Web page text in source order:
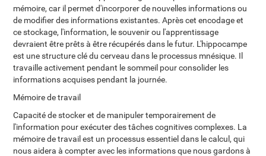
mémoire, car il permet d'incorporer de nouvelles informations ou
de modifier des informations existantes. Après cet encodage et
ce stockage, l'information, le souvenir ou l'apprentissage
devraient être prêts à être récupérés dans le futur. L'hippocampe
est une structure clé du cerveau dans le processus mnésique. Il
travaille activement pendant le sommeil pour consolider les
informations acquises pendant la journée.
Mémoire de travail
Capacité de stocker et de manipuler temporairement de
l'information pour exécuter des tâches cognitives complexes. La
mémoire de travail est un processus essentiel dans le calcul, qui
nous aidera à compter avec les informations que nous gardons à